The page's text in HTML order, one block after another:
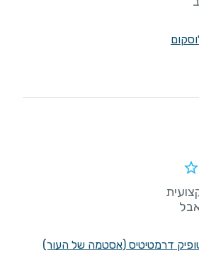
דרמטיטיס (אסטמה של העור)